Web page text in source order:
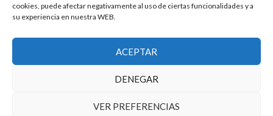
cookies, puede afectar negativamente al uso de ciertas funcionalidades y a
su experiencia en nuestra WEB.
ACEPTAR
DENEGAR
VER PREFERENCIAS
2026 Dake. Todos los derechos reservados.